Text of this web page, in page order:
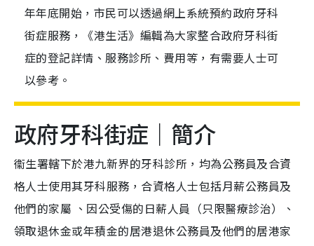
年年底開始，市民可以透過網上系統預約政府牙科
街症服務，《港生活》編輯為大家整合政府牙科街
症的登記詳情、服務診所、費用等，有需要人士可
以參考。
政府牙科街症｜簡介
衞生署轄下於港九新界的牙科診所，均為公務員及合資
格人士使用其牙科服務，合資格人士包括月薪公務員及
他們的家屬 、因公受傷的日薪人員（只限醫療診治）、
領取退休金或年積金的居港退休公務員及他們的居港家